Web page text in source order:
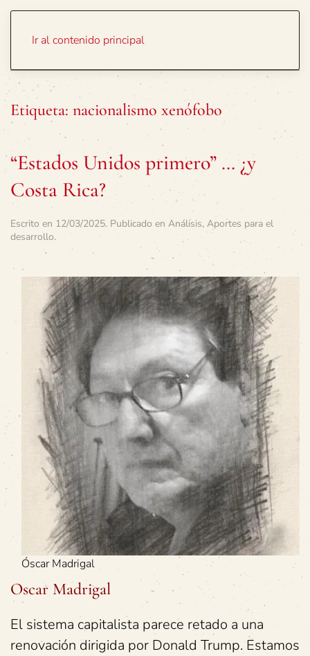
Ir al contenido principal
Etiqueta: nacionalismo xenófobo
“Estados Unidos primero” … ¿y
Costa Rica?
Escrito en 12/03/2025. Publicado en Análisis, Aportes para el
desarrollo.
Óscar Madrigal
Oscar Madrigal
El sistema capitalista parece retado a una
renovación dirigida por Donald Trump. Estamos